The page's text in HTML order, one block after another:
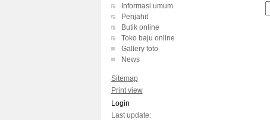
Informasi umum
Penjahit
Butik online
Toko baju online
Gallery foto
News
Sitemap
Print view
Login
Last update: